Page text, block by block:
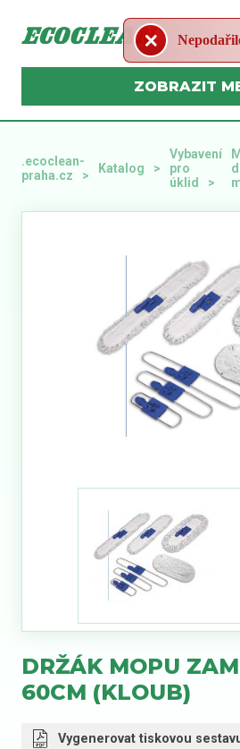
.ecoclean-
praha.cz
Katalog
Vybavení
pro
úklid
DRŽÁK MOPU
60CM (KLOUB)
Vygenerovat tiskovou